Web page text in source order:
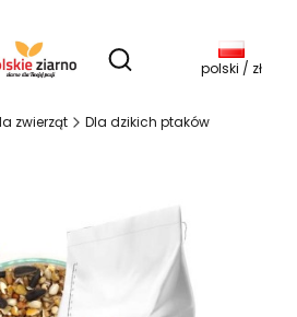
Otwórz wyszukiwarkę
Produkty w
polski / zł
zwierząt Dla dzikich ptaków